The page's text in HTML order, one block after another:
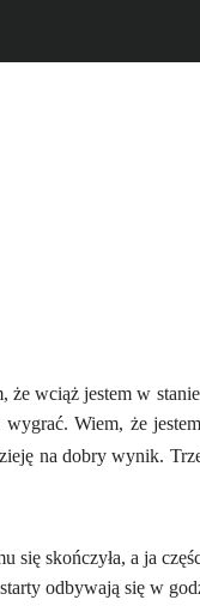
wciąż jestem w
Wiem, że
na dobry wynik.
się skończyła, a ja
odbywają się w